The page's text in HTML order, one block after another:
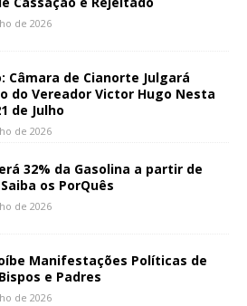
de 2026
Câmara de Cianorte Julgará
do Vereador Victor Hugo Nesta
de Julho
de 2026
32% da Gasolina a partir de
os PorQuês
de 2026
Manifestações Políticas de
e Padres
de 2026